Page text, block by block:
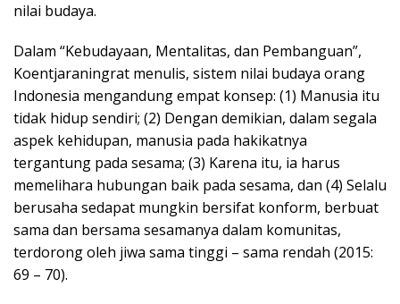
nilai budaya.
Dalam “Kebudayaan, Mentalitas, dan Pembanguan”,
Koentjaraningrat menulis, sistem nilai budaya orang
Indonesia mengandung empat konsep: (1) Manusia itu
tidak hidup sendiri; (2) Dengan demikian, dalam segala
aspek kehidupan, manusia pada hakikatnya
tergantung pada sesama; (3) Karena itu, ia harus
memelihara hubungan baik pada sesama, dan (4) Selalu
berusaha sedapat mungkin bersifat konform, berbuat
sama dan bersama sesamanya dalam komunitas,
terdorong oleh jiwa sama tinggi – sama rendah (2015:
69 – 70).